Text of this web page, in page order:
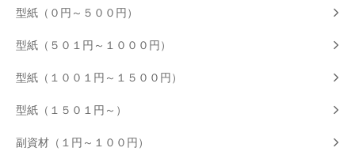
型紙（０円～５００円）
型紙（５０１円～１０００円）
型紙（１００１円～１５００円）
型紙（１５０１円～）
副資材（１円～１００円）